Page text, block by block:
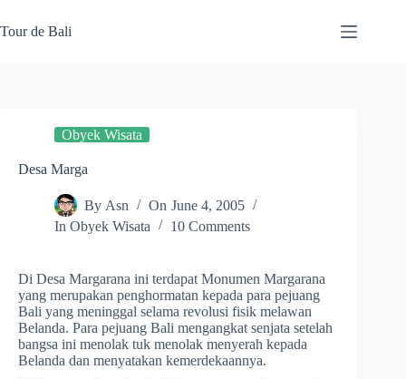
to
content
Tour de Bali
Obyek Wisata
Desa Marga
By Asn On June 4, 2005
In Obyek Wisata 10 Comments
Di Desa Margarana ini terdapat Monumen Margarana
yang merupakan penghormatan kepada para pejuang
Bali yang meninggal selama revolusi fisik melawan
Belanda. Para pejuang Bali mengangkat senjata setelah
bangsa ini menolak tuk menolak menyerah kepada
Belanda dan menyatakan kemerdekaannya.